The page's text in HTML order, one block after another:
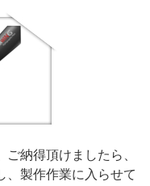
納得頂けましたら、
、製作作業に入らせて